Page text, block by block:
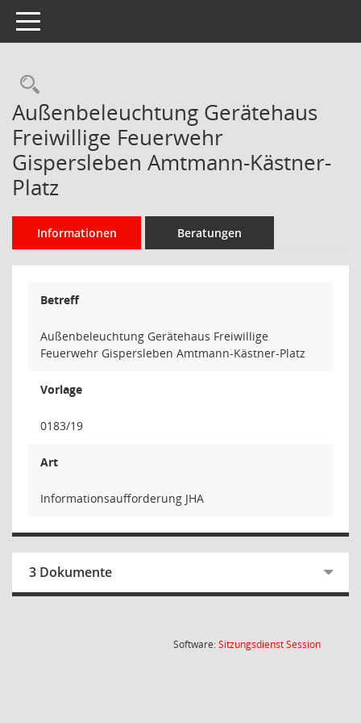
Toggle navigation
Rechercheauswahl
Außenbeleuchtung Gerätehaus
Freiwillige Feuerwehr
Gispersleben Amtmann-Kästner-
Platz
Informationen Beratungen
Betreff
Außenbeleuchtung Gerätehaus Freiwillige
Feuerwehr Gispersleben Amtmann-Kästner-Platz
Vorlage
0183/19
Art
Informationsaufforderung JHA
3 Dokumente
Software:SitzungsdienstSession(Wird in